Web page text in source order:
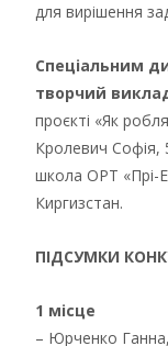
для вирішення
Спеціальним
творчий
проєкті «Як
Кролевич Софія,
школа ОРТ «Прі-
Киргизстан.
ПІДСУМКИ
1 місце
– Юрченко